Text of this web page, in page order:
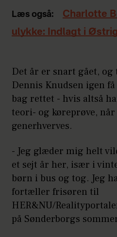
Læs også:
Charlotte
ulykke: Indlagt i Østrig
Det år er snart gået,
Dennis Knudsen igen
bag rettet - hvis altså
teori- og køreprøve,
generhverves.
- Jeg glæder mig helt
et sejt år her, især i
børn i bus og tog. Jeg
fortæller frisøren til
HER&NU/
på Sønderborgs